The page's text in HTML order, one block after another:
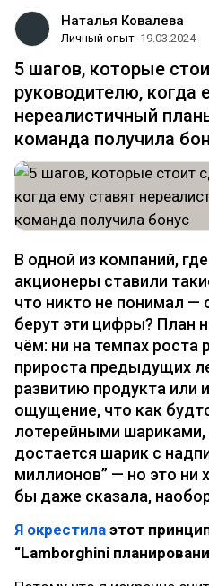
Наталья Ковалева
Личный опыт 19.03.2024
5 шагов, которые
руководителю, когда
нереалистичный
команда получила
В одной из компаний,
акционеры ставили
что никто не понимал —
берут эти цифры? План
чём: ни на темпах роста
прироста предыдущих
развитию продукта или
ощущение, что как
лотерейными
достается шарик с
миллионов” — но это ни
бы даже сказала,
Я окрестила этот
“Lamborghini